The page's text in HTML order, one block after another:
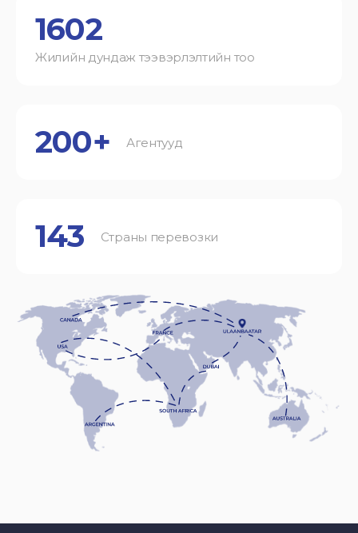
1602
Жилийн дундаж тээвэрлэлтийн тоо
200+ Агентууд
143 Страны перевозки